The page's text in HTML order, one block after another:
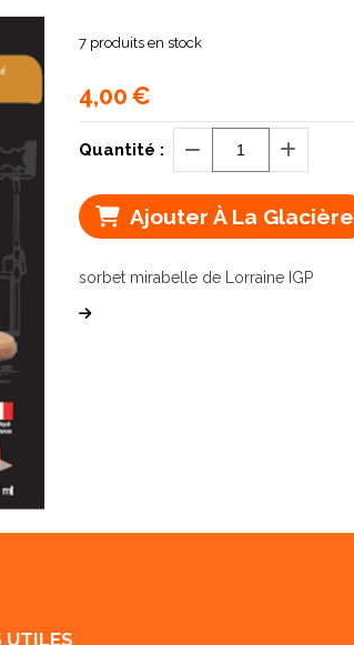
4,00€
7 produits en stock
Quantité :
Ajouter À La Glacière
sorbet mirabelle de Lorraine IGP
UTILES